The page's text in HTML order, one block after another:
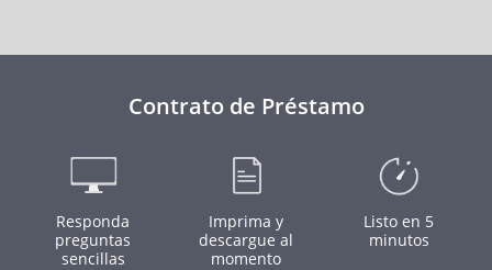
Contrato de Préstamo
Responda
preguntas
sencillas
Imprima y
descargue al
momento
Listo en 5
minutos